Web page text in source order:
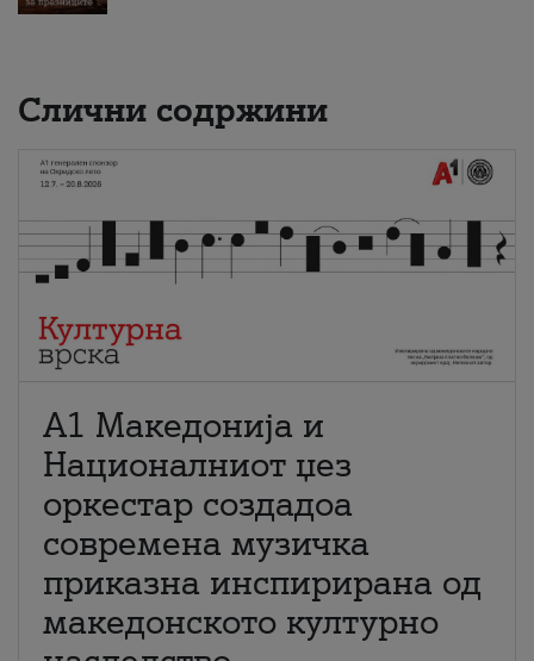
Слични содржини
А1 Македонија и
Националниот џез
оркестар создадоа
современа музичка
приказна инспирирана од
македонското културно